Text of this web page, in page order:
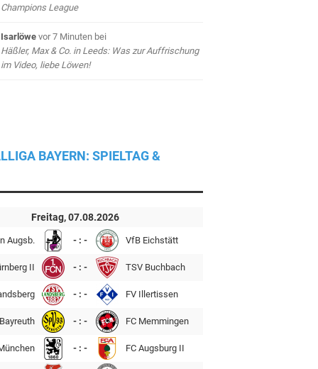
Champions League
Isarlöwe vor 7 Minuten bei
Häßler, Max & Co. in Leeds: Was zur Auffrischung
im Video, liebe Löwen!
BAYERN: SPIELTAG &
Freitag, 07.08.2026
Augsb. - : - VfB Eichstätt
II - : - TSV Buchbach
- : - FV Illertissen
- : - FC Memmingen
- : - FC Augsburg II